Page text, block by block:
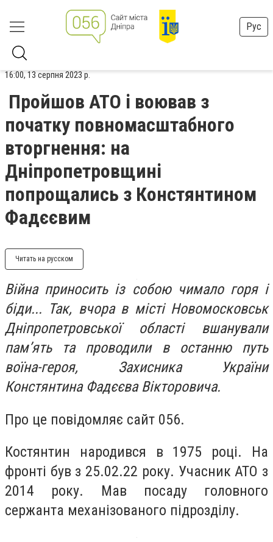
Рус
16:00, 13 серпня 2023 р.
Пройшов АТО і воював з
початку повномасштабного
вторгнення: на
Дніпропетровщині
попрощались з Констянтином
Фадєєвим
Читать на русском
Війна приносить із собою чимало горя і
біди... Так, вчора в місті Новомосковськ
Дніпропетровської області вшанували
пам’ять та проводили в останню путь
воїна-героя, Захисника України
Констянтина Фадєєва Вікторовича.
Про це повідомляє сайт 056.
Костянтин народився в 1975 році. На
фронті був з 25.02.22 року. Учасник АТО з
2014 року. Мав посаду головного
сержанта механізованого підрозділу.